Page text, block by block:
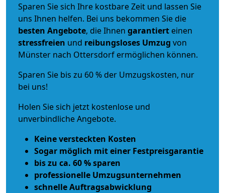
Sparen Sie sich Ihre kostbare Zeit und lassen Sie
uns Ihnen helfen. Bei uns bekommen Sie die
besten Angebote, die Ihnen garantiert einen
stressfreien und reibungsloses Umzug von
Münster nach Ottersdorf ermöglichen können.
Sparen Sie bis zu 60 % der Umzugskosten, nur
bei uns!
Holen Sie sich jetzt kostenlose und
unverbindliche Angebote.
Keine versteckten Kosten
Sogar möglich mit einer Festpreisgarantie
bis zu ca. 60 % sparen
professionelle Umzugsunternehmen
schnelle Auftragsabwicklung